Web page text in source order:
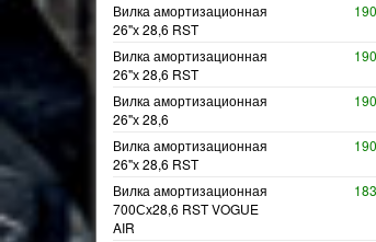
Вилка амортизационная
26"х 28,6 RST
Вилка амортизационная
26"х 28,6 RST
Вилка амортизационная
26"х 28,6
Вилка амортизационная
26"х 28,6 RST
Вилка амортизационная
700Сх28,6 RST VOGUE
AIR